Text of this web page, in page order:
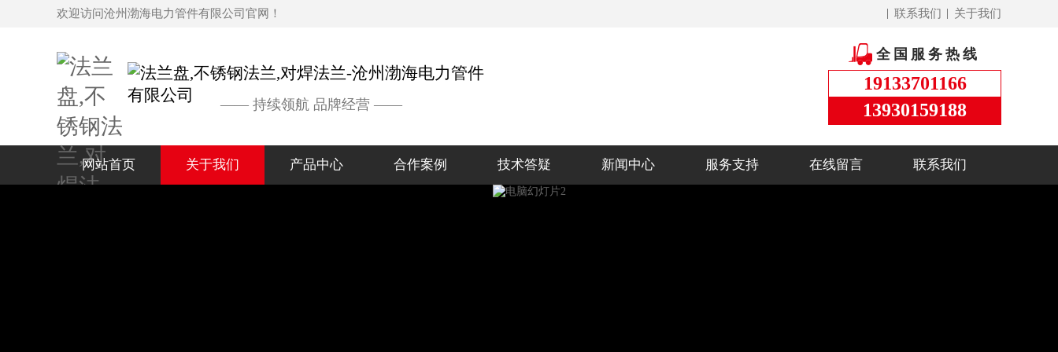
欢迎访问沧州渤海电力管件有限公司官网！ 关于我们
联系我们
—— 持续领航 品牌经营 ——
全国服务热线
19133701166
13930159188
网站首页 关于我们 产品中心 合作案例 技术答疑 新闻中心 服务支持 在线留言 联系我们